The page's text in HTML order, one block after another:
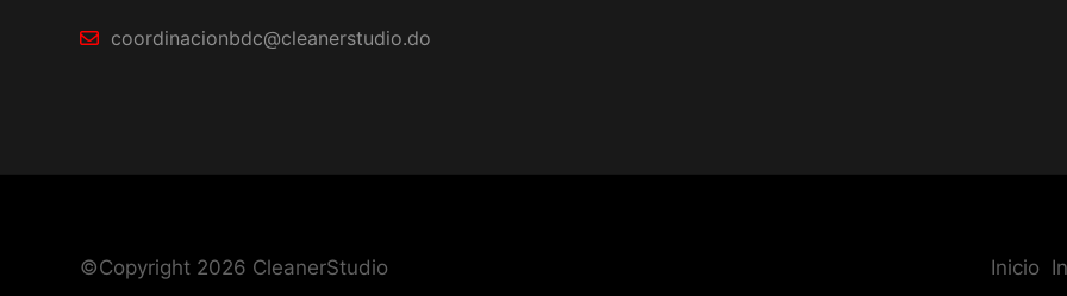
coordinacionbdc@cleanerstudio.do
©Copyright 2026 CleanerStudio Inicio